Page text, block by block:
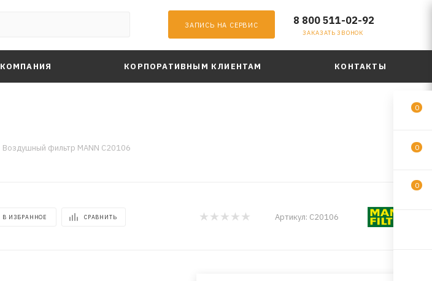
ЗАПИСЬ НА СЕРВИС 8 800 511-02-92
ЗАКАЗАТЬ ЗВОНОК
КОМПАНИЯ КОРПОРАТИВНЫМ КЛИЕНТАМ КОНТАКТЫ
Воздушный фильтр MANN C20106
В ИЗБРАННОЕ СРАВНИТЬ Артикул: C20106
0
0
0